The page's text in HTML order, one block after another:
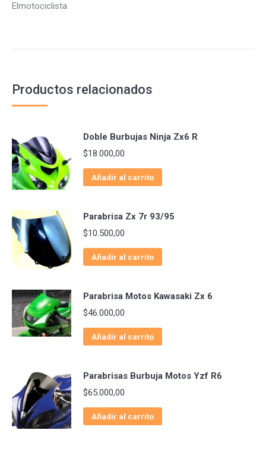
Elmotociclista
Productos relacionados
Doble Burbujas Ninja Zx6 R
$18.000,00
Añadir al carrito
Parabrisa Zx 7r 93/95
$10.500,00
Añadir al carrito
Parabrisa Motos Kawasaki Zx 6
$46.000,00
Añadir al carrito
Parabrisas Burbuja Motos Yzf R6
$65.000,00
Añadir al carrito